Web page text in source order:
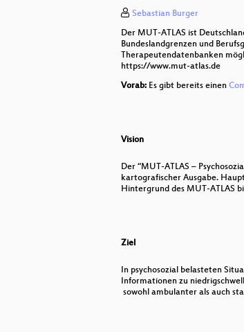
Sozialhelden: Wie
Wo bin ich? Lösen
Open Geodata and -
FOSS-GIS in der
GeoNode in
Sebastian Burger
Der MUT-ATLAS ist
Bundeslandgrenzen und
Therapeutendatenbanken
https://www.mut-atlas.de
Vorab: Es gibt bereits einen
Vision
Der “MUT-ATLAS –
kartografischer Ausgabe.
Hintergrund des MUT-ATLAS
Ziel
In psychosozial belasteten
Informationen zu
sowohl ambulanter als auch